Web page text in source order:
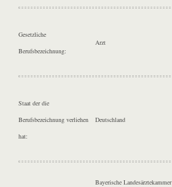
Gesetzliche
Berufsbezeichnung:
Arzt
Staat der die
Berufsbezeichnung verliehen
hat:
Deutschland
Bayerische Landesärztekammer